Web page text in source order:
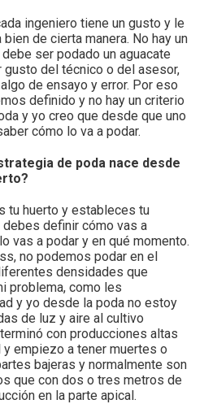
ingeniero tiene un gusto y le
de cierta manera. No hay un
ser podado un aguacate
del técnico o del asesor,
de ensayo y error. Por eso
definido y no hay un criterio
y yo creo que desde que uno
cómo lo va a podar.
de poda nace desde
tu huerto y estableces tu
definir cómo vas a
vas a podar y en qué momento.
no podemos podar en el
densidades que
problema, como les
y yo desde la poda no estoy
de luz y aire al cultivo
con producciones altas
empiezo a tener muertes o
bajeras y normalmente son
que con dos o tres metros de
en la parte apical.